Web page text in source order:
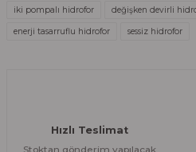
iki pompalı hidrofor değişken devirli
enerji tasarruflu hidrofor sessiz hidrofor
Hızlı Teslimat
Stoktan gönderim yapılacak